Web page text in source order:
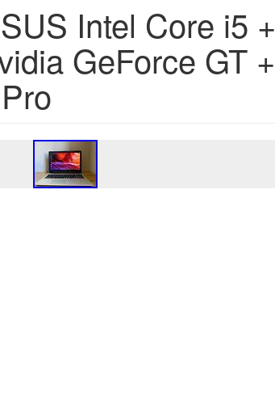
Intel Core i5 +
GeForce GT +